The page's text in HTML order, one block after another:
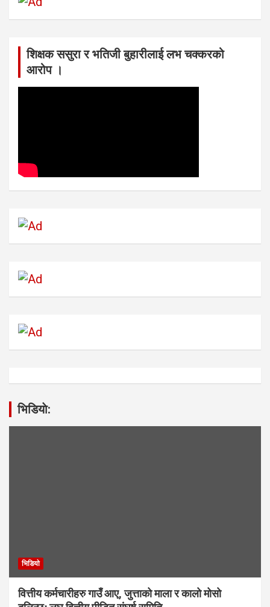
शिक्षक ससुरा र भतिजी बुहारीलाई लभ चक्करको
आरोप ।
भिडियाे:
भिडियाे
वित्तीय कर्मचारीहरु गाउँ आए, जुत्ताको माला र कालो मोसो